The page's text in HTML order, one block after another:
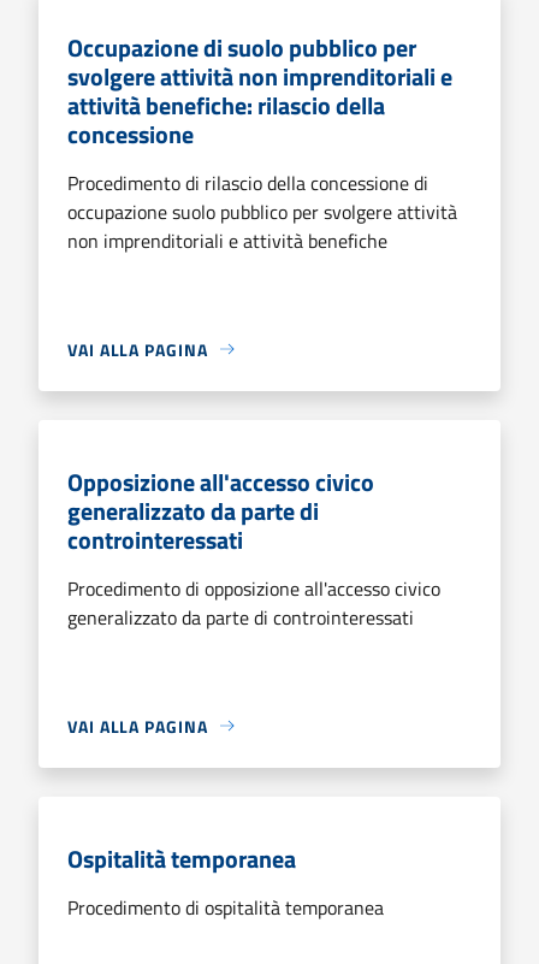
Occupazione di suolo pubblico per
svolgere attività non imprenditoriali e
attività benefiche: rilascio della
concessione
Procedimento di rilascio della concessione di
occupazione suolo pubblico per svolgere attività
non imprenditoriali e attività benefiche
VAI ALLA PAGINA
Opposizione all'accesso civico
generalizzato da parte di
controinteressati
Procedimento di opposizione all'accesso civico
generalizzato da parte di controinteressati
VAI ALLA PAGINA
Ospitalità temporanea
Procedimento di ospitalità temporanea